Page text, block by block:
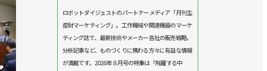
ロボットダイジェストのパートナーメディア「月刊生
産財マーケティング」。工作機械や関連機器のマーケ
ティング誌で、最新技術やメーカー各社の販売戦略、
分析記事など、ものづくりに携わる方々に有益な情報
が満載です。2026年８月号の特集は「飛躍する中